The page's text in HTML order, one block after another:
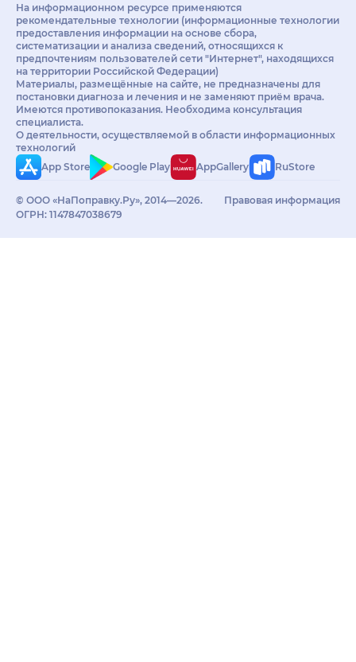
На информационном ресурсе применяются
рекомендательные технологии (информационные технологии
предоставления информации на основе сбора,
систематизации и анализа сведений, относящихся к
предпочтениям пользователей сети "Интернет", находящихся
на территории Российской Федерации)
Материалы, размещённые на сайте, не предназначены для
постановки диагноза и лечения и не заменяют приём врача.
Имеются противопоказания. Необходима консультация
специалиста.
О деятельности, осуществляемой в области информационных
технологий
App Store
Google Play AppGallery RuStore
© ООО «НаПоправку.Ру», 2014—2026.
ОГРН: 1147847038679
Правовая информация